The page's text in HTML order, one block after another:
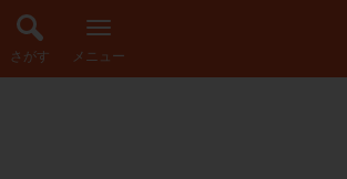
さがす メニュー